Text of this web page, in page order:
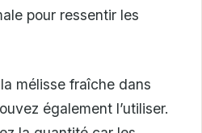
pour ressentir les
mélisse fraîche dans
également l’utiliser.